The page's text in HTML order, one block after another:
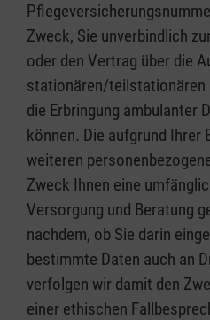
Zweck, Sie unverbindlich
oder den Vertrag über die
stationären/teilstationären
die Erbringung ambulanter
können. Die aufgrund Ihrer
weiteren
Zweck Ihnen eine
Versorgung und Beratung
nachdem, ob Sie darin
bestimmte Daten auch an
verfolgen wir damit den
einer ethischen